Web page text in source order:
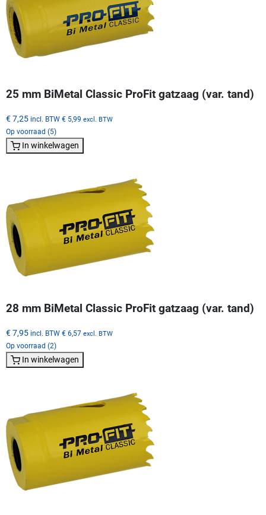
25 mm BiMetal Classic ProFit gatzaag (var. tand)
€ 7,25 incl. BTW € 5,99 excl. BTW
Op voorraad (5)
In winkelwagen
28 mm BiMetal Classic ProFit gatzaag (var. tand)
€ 7,95 incl. BTW € 6,57 excl. BTW
Op voorraad (2)
In winkelwagen